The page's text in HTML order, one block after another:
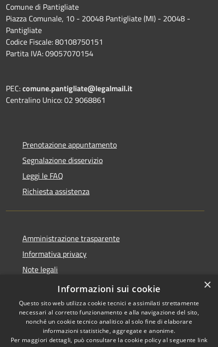
Comune di Pantigliate
Piazza Comunale, 10 - 20048 Pantigliate (MI) - 20048 -
Pantigliate
Codice Fiscale: 80108750151
Partita IVA: 09057070154
PEC:comune.pantigliate@legalmail.it
Centralino Unico: 02 9068861
Prenotazione appuntamento
Segnalazione disservizio
Leggi le FAQ
Richiesta assistenza
Amministrazione trasparente
Informativa privacy
Note legali
Dichiarazione di accessibilità
Copyright © 2026 • Comune di
×
Informazioni sui cookie
Questo sito web utilizza cookie tecnici e assimilati strettamente
necessari al corretto funzionamento e alla navigazione del sito,
nonché un cookie tecnico analitico al solo fine di elaborare
informazioni statistiche, aggregate e anonime.
Per maggiori dettagli, può consultare la cookie policy al seguente link